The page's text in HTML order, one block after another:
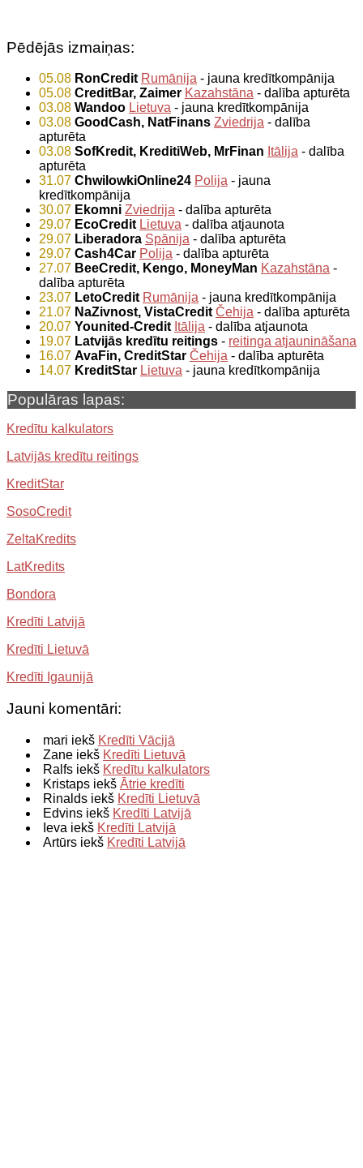
Pēdējās izmaiņas:
05.08 RonCredit Rumānija - jauna kredītkompānija
05.08 CreditBar, Zaimer Kazahstāna - dalība apturēta
03.08 Wandoo Lietuva - jauna kredītkompānija
03.08 GoodCash, NatFinans Zviedrija - dalība
apturēta
03.08 SofKredit, KreditiWeb, MrFinan Itālija - dalība
apturēta
31.07 ChwilowkiOnline24 Polija - jauna
kredītkompānija
30.07 Ekomni Zviedrija - dalība apturēta
29.07 EcoCredit Lietuva - dalība atjaunota
29.07 Liberadora Spānija - dalība apturēta
29.07 Cash4Car Polija - dalība apturēta
27.07 BeeCredit, Kengo, MoneyMan Kazahstāna -
dalība apturēta
23.07 LetoCredit Rumānija - jauna kredītkompānija
21.07 NaZivnost, VistaCredit Čehija - dalība apturēta
20.07 Younited-Credit Itālija - dalība atjaunota
19.07 Latvijās kredītu reitings - reitinga atjaunināšana
16.07 AvaFin, CreditStar Čehija - dalība apturēta
14.07 KreditStar Lietuva - jauna kredītkompānija
Populāras lapas:
Kredītu kalkulators
Latvijās kredītu reitings
KreditStar
SosoCredit
ZeltaKredits
LatKredits
Bondora
Kredīti Latvijā
Kredīti Lietuvā
Kredīti Igaunijā
Jauni komentāri:
mari iekš Kredīti Vācijā
Zane iekš Kredīti Lietuvā
Ralfs iekš Kredītu kalkulators
Kristaps iekš Ātrie kredīti
Rinalds iekš Kredīti Lietuvā
Edvins iekš Kredīti Latvijā
Ieva iekš Kredīti Latvijā
Artūrs iekš Kredīti Latvijā